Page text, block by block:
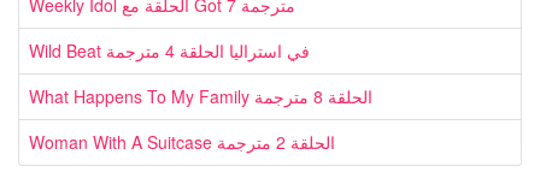
Wild Beat في استراليا الحلقة 4 مترجمة
What Happens To My Family الحلقة 8 مترجمة
Woman With A Suitcase الحلقة 2 مترجمة